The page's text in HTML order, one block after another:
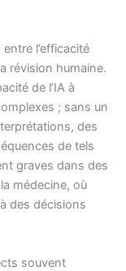
l’efficacité
révision humaine.
de l’IA à
; sans un
des
de tels
graves dans des
médecine, où
des décisions
souvent